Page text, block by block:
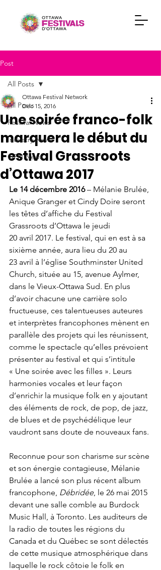
Post
All Posts
Festival News
Industry News
OFN News
All Posts
Une soirée franco-folk
marquera le début du
Festival Grassroots
d’Ottawa 2017
Ottawa Festival Network
Dec 15, 2016
Le 14 décembre 2016 – Mélanie Brulée,
Anique Granger et Cindy Doire seront
les têtes d’affiche du Festival
Grassroots d’Ottawa le jeudi
20 avril 2017. Le festival, qui en est à sa
sixième année, aura lieu du 20 au
23 avril à l’église Southminster United
Church, située au 15, avenue Aylmer,
dans le Vieux-Ottawa Sud. En plus
d’avoir chacune une carrière solo
fructueuse, ces talentueuses auteures
et interprètes francophones mènent en
parallèle des projets qui les réunissent,
comme le spectacle qu’elles prévoient
présenter au festival et qui s’intitule
« Une soirée avec les filles ». Leurs
harmonies vocales et leur façon
d’enrichir la musique folk en y ajoutant
des éléments de rock, de pop, de jazz,
de blues et de psychédélique leur
vaudront sans doute de nouveaux fans.
Reconnue pour son charisme sur scène
et son énergie contagieuse, Mélanie
Brulée a lancé son plus récent album
francophone, Débridée, le 26 mai 2015
devant une salle comble au Burdock
Music Hall, à Toronto. Les auditeurs de
la radio de toutes les régions du
Canada et du Québec se sont délectés
de cette musique atmosphérique dans
laquelle le rock côtoie le folk en